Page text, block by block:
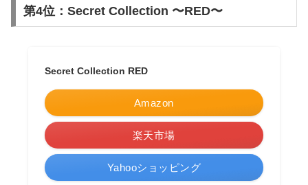
第4位：Secret Collection 〜RED〜
Secret Collection RED
Amazon
楽天市場
Yahooショッピング